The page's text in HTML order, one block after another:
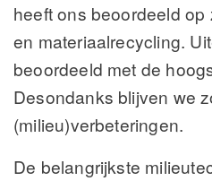
heeft ons beoordeeld
en materiaalrecycling.
beoordeeld met de
Desondanks blijven we
(milieu)verbeteringen.
De belangrijkste